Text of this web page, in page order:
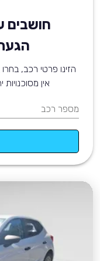
חושבים
הזינו פרטי רכב,
אין
מספר רכב